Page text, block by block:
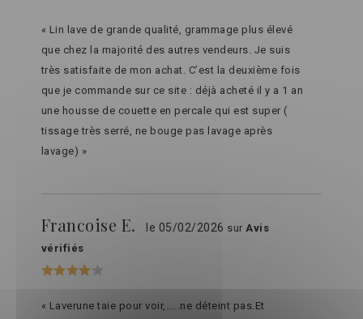
« Lin lave de grande qualité, grammage plus élevé
que chez la majorité des autres vendeurs. Je suis
très satisfaite de mon achat. C’est la deuxième fois
que je commande sur ce site : déjà acheté il y a 1 an
une housse de couette en percale qui est super (
tissage très serré, ne bouge pas lavage après
lavage) »
Francoise E. le 05/02/2026 surAvis
vérifiés
« Laverune taie pour voir,.....ne déteint pas.Et